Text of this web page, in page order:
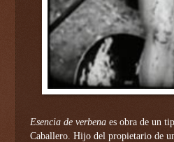
Esencia de verbena es obra de un
Caballero. Hijo del propietario de